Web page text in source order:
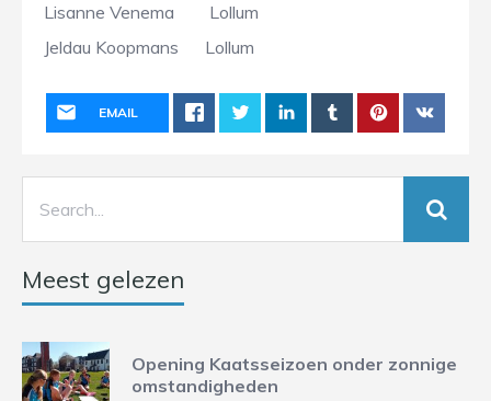
Lisanne Venema Lollum
Jeldau Koopmans Lollum
EMAIL
Meest gelezen
Opening Kaatsseizoen onder zonnige
omstandigheden